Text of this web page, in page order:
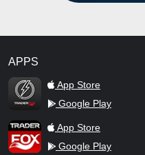
APPS
TraderFox Flash
App Store
Google Play
TraderFox AppApp Store
Google Play